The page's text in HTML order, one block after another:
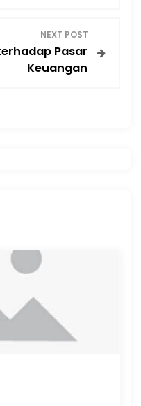
NEXT POST
Pasar
Keuangan